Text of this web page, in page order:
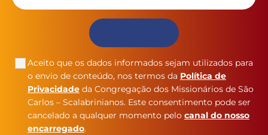
Aceito que os dados informados sejam utilizados para
o envio de conteúdo, nos termos da Política de
Privacidade da Congregação dos Missionários de São
Carlos – Scalabrinianos. Este consentimento pode ser
cancelado a qualquer momento pelo canal do nosso
encarregado.